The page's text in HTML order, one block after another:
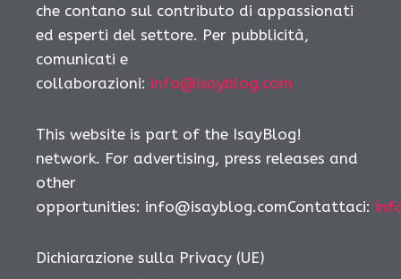
che contano sul contributo di appassionati
ed esperti del settore. Per pubblicità,
comunicati e
collaborazioni: info@isayblog.com
This website is part of the IsayBlog!
network. For advertising, press releases and
other
opportunities: info@isayblog.comContattaci:
Dichiarazione sulla Privacy (UE)